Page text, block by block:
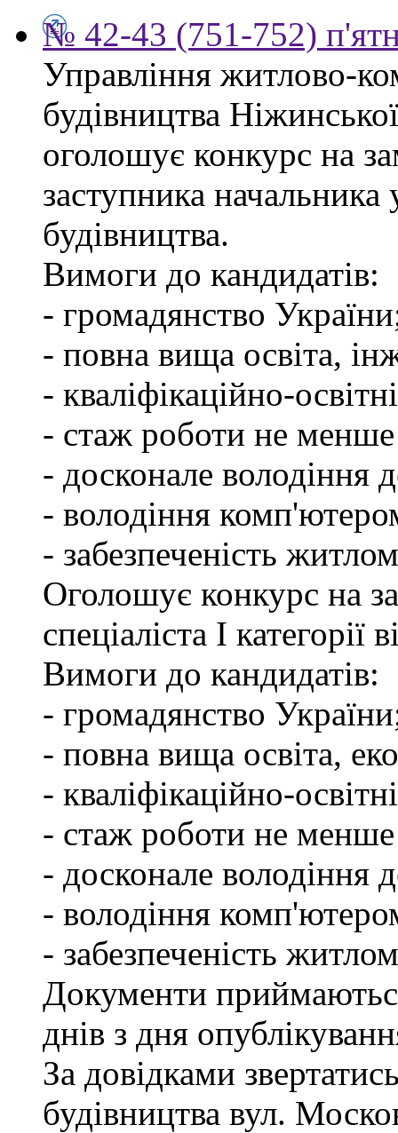
№ 42-43 (751-752)
Управління житлово-
будівництва
оголошує конкурс на
заступника
будівництва.
Вимоги до кандидатів:
- громадянство
- повна вища освіта,
- кваліфікаційно-
- стаж роботи не менше
- досконале
- володіння
- забезпеченість
Оголошує конкурс на
спеціаліста І
Вимоги до кандидатів:
- громадянство
- повна вища освіта,
- кваліфікаційно-
- стаж роботи не менше
- досконале
- володіння
- забезпеченість
Документи
днів з дня
За довідками
будівництва вул.